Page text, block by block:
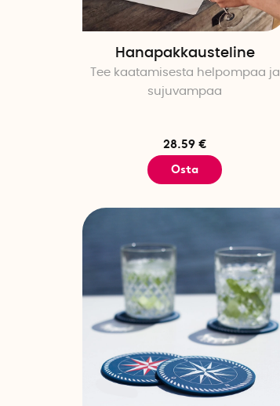
Hanapakkausteline
Tee kaatamisesta helpompaa ja
sujuvampaa
28.59 €
Osta